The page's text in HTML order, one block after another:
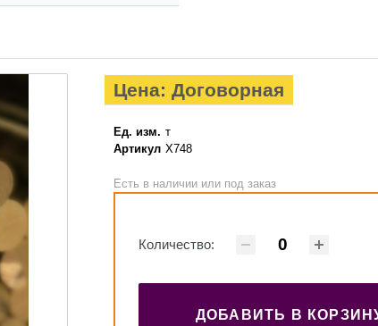
Цена: Договорная
Ед. изм. т
Артикул X748
Есть в наличии или под заказ
Количество:
ДОБАВИТЬ В